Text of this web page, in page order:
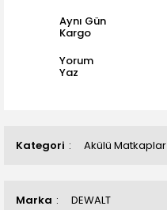
Kategori Akülü Matkaplar
Marka DEWALT
Aynı Gün
Kargo
Yorum
Yaz